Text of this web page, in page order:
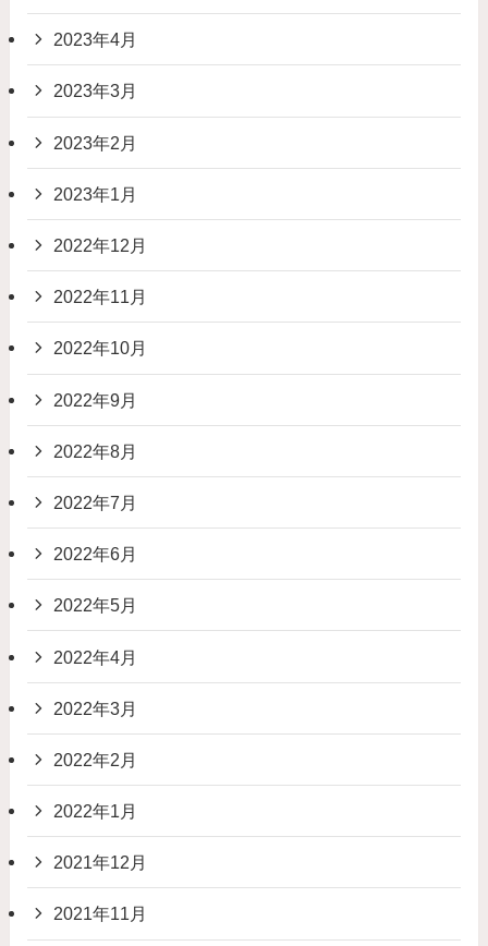
2023年4月
2023年3月
2023年2月
2023年1月
2022年12月
2022年11月
2022年10月
2022年9月
2022年8月
2022年7月
2022年6月
2022年5月
2022年4月
2022年3月
2022年2月
2022年1月
2021年12月
2021年11月